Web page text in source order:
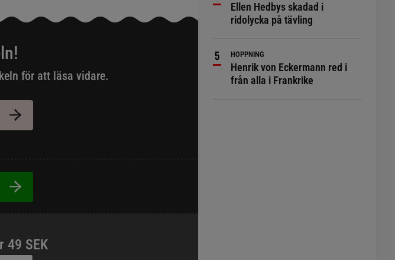
för att läsa vidare.
Ellen Hedbys skadad i
ridolycka på tävling
HOPPNING
Henrik von Eckermann red i
från alla i Frankrike